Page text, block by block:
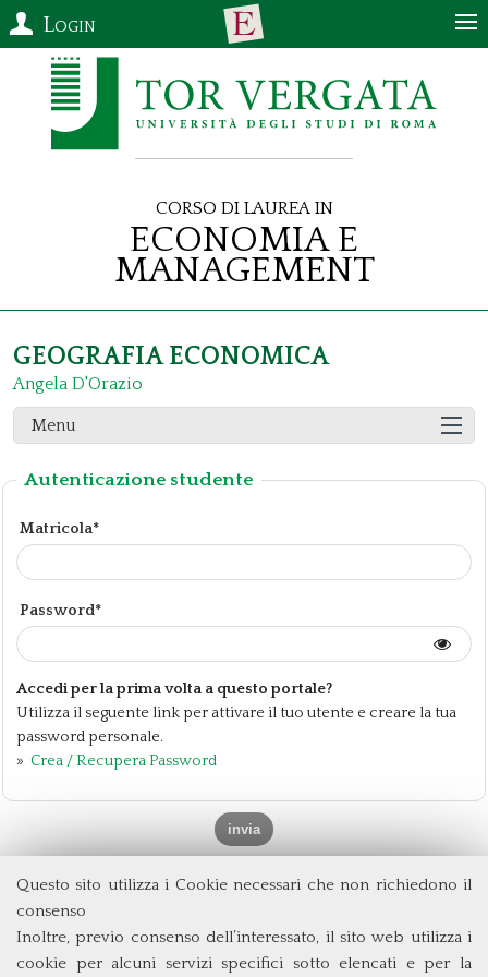
Questo sito utilizza i Cookie necessari che non richiedono il
consenso
Inoltre, previo consenso dell’interessato, il sito web utilizza i
cookie per alcuni servizi specifici sotto elencati e per la
Login
Corso di Laurea in
Economia e
Management
GEOGRAFIA ECONOMICA
Angela D'Orazio
Menu
Autenticazione studente
Matricola*
Password*
Accedi per la prima volta a questo portale?
Utilizza il seguente link per attivare il tuo utente e creare la tua
password personale.
» Crea / Recupera Password
Università degli Studi di Roma Tor Vergata
Via Columbia, 2